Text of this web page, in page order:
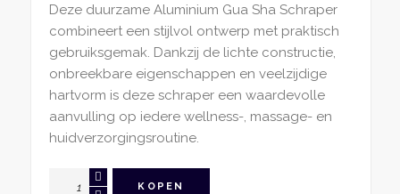
Deze duurzame Aluminium Gua Sha Schraper
combineert een stijlvol ontwerp met praktisch
gebruiksgemak. Dankzij de lichte constructie,
onbreekbare eigenschappen en veelzijdige
hartvorm is deze schraper een waardevolle
aanvulling op iedere wellness-, massage- en
huidverzorgingsroutine.
Aluminium
KOPEN